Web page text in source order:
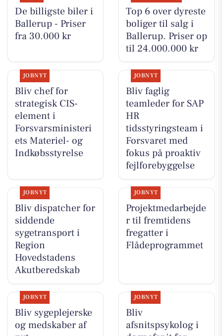
De billigste biler i
Ballerup - Priser
fra 30.000 kr
Top 6 over dyreste
boliger til salg i
Ballerup. Priser op
til 24.000.000 kr
JOBNYT
Bliv chef for
strategisk CIS-
element i
Forsvarsministeri
ets Materiel- og
Indkøbsstyrelse
JOBNYT
Bliv faglig
teamleder for SAP
HR
tidsstyringsteam i
Forsvaret med
fokus på proaktiv
fejlforebyggelse
JOBNYT
Bliv dispatcher for
siddende
sygetransport i
Region
Hovedstadens
Akutberedskab
JOBNYT
Projektmedarbejde
r til fremtidens
fregatter i
Flådeprogrammet
JOBNYT
Bliv sygeplejerske
og medskaber af
JOBNYT
Bliv
afsnitspsykolog i